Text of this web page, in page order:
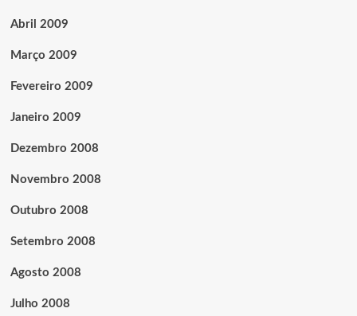
Abril 2009
Março 2009
Fevereiro 2009
Janeiro 2009
Dezembro 2008
Novembro 2008
Outubro 2008
Setembro 2008
Agosto 2008
Julho 2008